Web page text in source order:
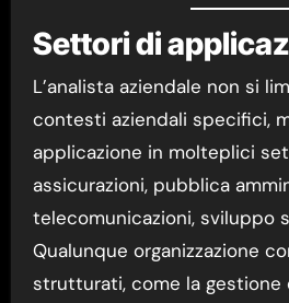
Settori di
L’analista aziendale non si
contesti aziendali specifici,
applicazione in molteplici
assicurazioni, pubblica
telecomunicazioni, sviluppo
Qualunque organizzazione
strutturati, come la gestione